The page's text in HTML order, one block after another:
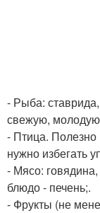
- Рыба:
свежую,
- Птица.
нужно избегать
- Мясо:
блюдо - печень;.
- Фрукты (не